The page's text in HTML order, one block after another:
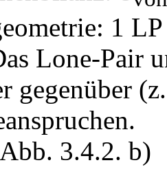
1
Lone-Pair
gegenüber
3.4.2. b)